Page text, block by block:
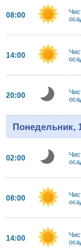
08:00
14:00
20:00
Понедельник,
02:00
08:00
14:00